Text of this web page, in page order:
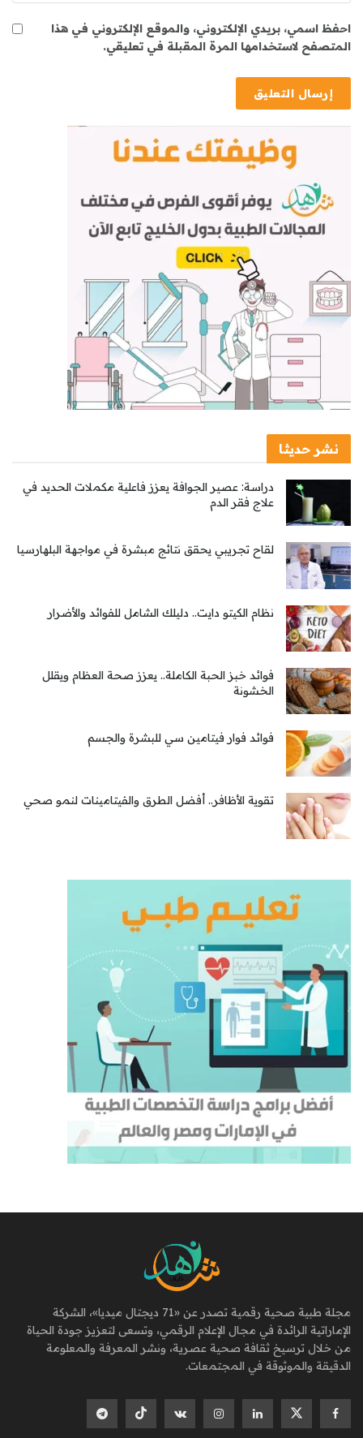
احفظ اسمي، بريدي الإلكتروني، والموقع الإلكتروني في هذا
المتصفح لاستخدامها المرة المقبلة في تعليقي.
نشر حديثا
دراسة: عصير الجوافة يعزز فاعلية مكملات الحديد في
علاج فقر الدم
لقاح تجريبي يحقق نتائج مبشرة في مواجهة البلهارسيا
نظام الكيتو دايت.. دليلك الشامل للفوائد والأضرار
فوائد خبز الحبة الكاملة.. يعزز صحة العظام ويقلل
الخشونة
فوائد فوار فيتامين سي للبشرة والجسم
تقوية الأظافر.. أفضل الطرق والفيتامينات لنمو صحي
مجلة طبية صحية رقمية تصدر عن «71 ديجتال ميديا»، الشركة
الإماراتية الرائدة في مجال الإعلام الرقمي، وتسعى لتعزيز جودة الحياة
من خلال ترسيخ ثقافة صحية عصرية، ونشر المعرفة والمعلومة
الدقيقة والموثوقة في المجتمعات.